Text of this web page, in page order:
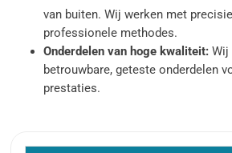
van buiten. Wij werken met
professionele methodes.
Onderdelen van hoge kwaliteit: Wij
betrouwbare, geteste onderdelen
prestaties.